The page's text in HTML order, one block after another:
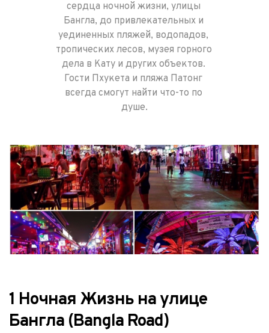
сердца ночной жизни, улицы
Бангла, до привлекательных и
уединенных пляжей, водопадов,
тропических лесов, музея горного
дела в Кату и других объектов.
Гости Пхукета и пляжа Патонг
всегда смогут найти что-то по
душе.
1 Ночная Жизнь на улице
Бангла (Bangla Road)